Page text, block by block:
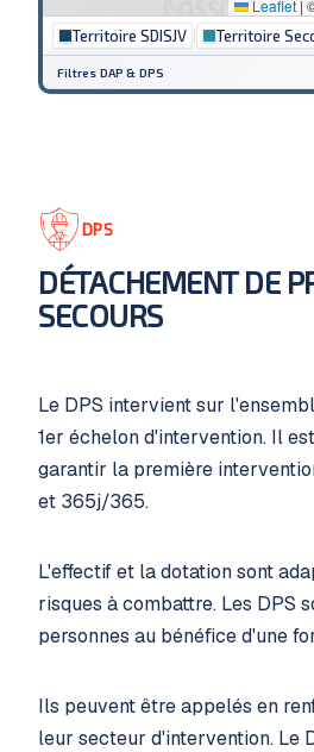
DPS
DÉTACHEMENT DE
SECOURS
Le DPS intervient sur
1er échelon d'intervention. Il
garantir la première
et 365j/365.
L'effectif et la dotation sont
risques à combattre. Les DPS
personnes au bénéfice d'une
Ils peuvent être appelés en
leur secteur d'intervention. Le